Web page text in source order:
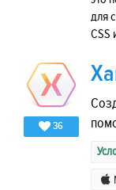
для
CSS
36